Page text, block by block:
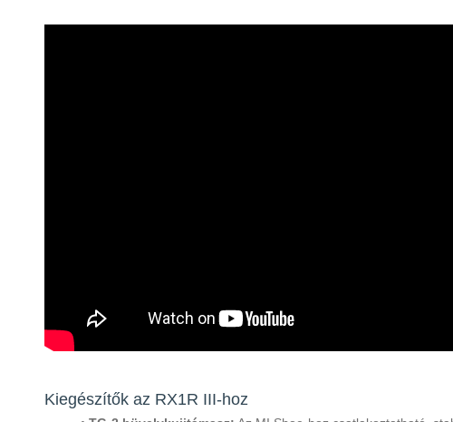
Kiegészítők az RX1R III-hoz